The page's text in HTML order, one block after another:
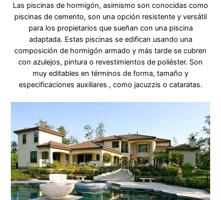
Las piscinas de hormigón, asimismo son conocidas como
piscinas de cemento, son una opción resistente y versátil
para los propietarios que sueñan con una piscina
adaptada. Estas piscinas se edifican usando una
composición de hormigón armado y más tarde se cubren
con azulejos, pintura o revestimientos de poliéster. Son
muy editables en términos de forma, tamaño y
especificaciones auxiliares , como jacuzzis o cataratas.